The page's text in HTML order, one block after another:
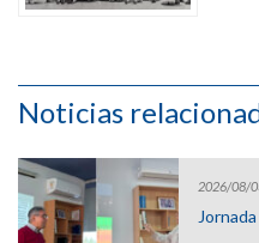
Noticias
2026/08/